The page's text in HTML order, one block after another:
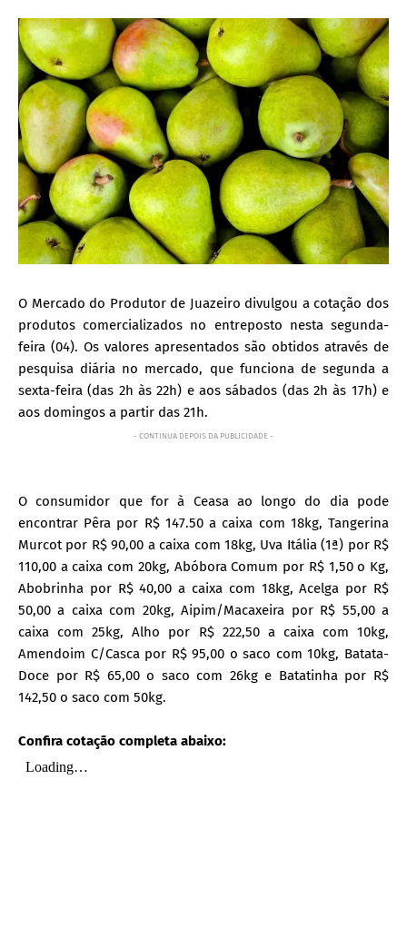
O Mercado do Produtor de Juazeiro divulgou a cotação dos
produtos comercializados no entreposto nesta segunda-
feira (04). Os valores apresentados são obtidos através de
pesquisa diária no mercado, que funciona de segunda a
sexta-feira (das 2h às 22h) e aos sábados (das 2h às 17h) e
aos domingos a partir das 21h.
- CONTINUA DEPOIS DA PUBLICIDADE -
O consumidor que for à Ceasa ao longo do dia pode
encontrar Pêra por R$ 147.50 a caixa com 18kg, Tangerina
Murcot por R$ 90,00 a caixa com 18kg, Uva Itália (1ª) por R$
110,00 a caixa com 20kg, Abóbora Comum por R$ 1,50 o Kg,
Abobrinha por R$ 40,00 a caixa com 18kg, Acelga por R$
50,00 a caixa com 20kg, Aipim/Macaxeira por R$ 55,00 a
caixa com 25kg, Alho por R$ 222,50 a caixa com 10kg,
Amendoim C/Casca por R$ 95,00 o saco com 10kg, Batata-
Doce por R$ 65,00 o saco com 26kg e Batatinha por R$
142,50 o saco com 50kg.
Confira cotação completa abaixo: